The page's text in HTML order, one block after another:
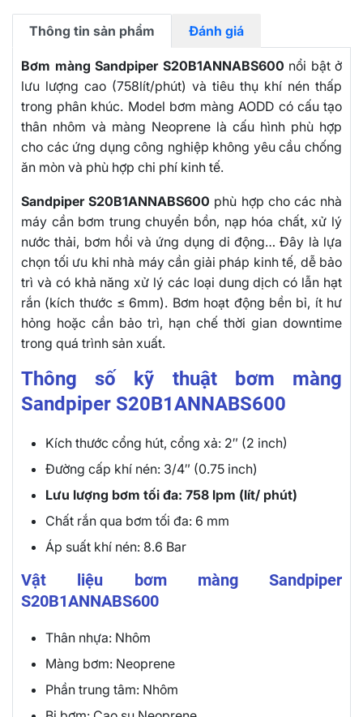
Thông tin sản phẩm Đánh giá
Bơm màng Sandpiper S20B1ANNABS600 nổi bật ở
lưu lượng cao (758lít/phút) và tiêu thụ khí nén thấp
trong phân khúc. Model bơm màng AODD có cấu tạo
thân nhôm và màng Neoprene là cấu hình phù hợp
cho các ứng dụng công nghiệp không yêu cầu chống
ăn mòn và phù hợp chi phí kinh tế.
Sandpiper S20B1ANNABS600 phù hợp cho các nhà
máy cần bơm trung chuyển bồn, nạp hóa chất, xử lý
nước thải, bơm hồi và ứng dụng di động… Đây là lựa
chọn tối ưu khi nhà máy cần giải pháp kinh tế, dễ bảo
trì và có khả năng xử lý các loại dung dịch có lẫn hạt
rắn (kích thước ≤ 6mm). Bơm hoạt động bền bỉ, ít hư
hỏng hoặc cần bảo trì, hạn chế thời gian downtime
trong quá trình sản xuất.
Thông số kỹ thuật bơm màng
Sandpiper S20B1ANNABS600
Kích thước cổng hút, cổng xả: 2″ (2 inch)
Đường cấp khí nén: 3/4″ (0.75 inch)
Lưu lượng bơm tối đa: 758 lpm (lít/ phút)
Chất rắn qua bơm tối đa: 6 mm
Áp suất khí nén: 8.6 Bar
Vật liệu bơm màng Sandpiper
S20B1ANNABS600
Thân nhựa: Nhôm
Màng bơm: Neoprene
Phần trung tâm: Nhôm